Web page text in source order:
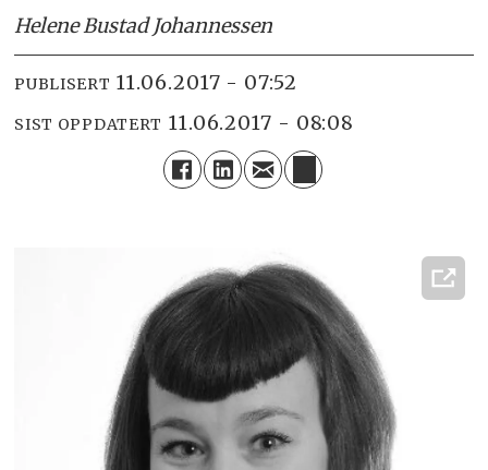
Helene Bustad Johannessen
PUBLISERT 11.06.2017 - 07:52
SIST OPPDATERT 11.06.2017 - 08:08